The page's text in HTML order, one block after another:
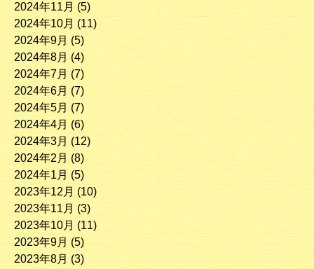
2024年11月 (5)
2024年10月 (11)
2024年9月 (5)
2024年8月 (4)
2024年7月 (7)
2024年6月 (7)
2024年5月 (7)
2024年4月 (6)
2024年3月 (12)
2024年2月 (8)
2024年1月 (5)
2023年12月 (10)
2023年11月 (3)
2023年10月 (11)
2023年9月 (5)
2023年8月 (3)